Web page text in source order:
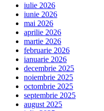
iulie 2026
iunie 2026
mai 2026
aprilie 2026
martie 2026
februarie 2026
ianuarie 2026
decembrie 2025
noiembrie 2025
octombrie 2025
septembrie 2025
august 2025